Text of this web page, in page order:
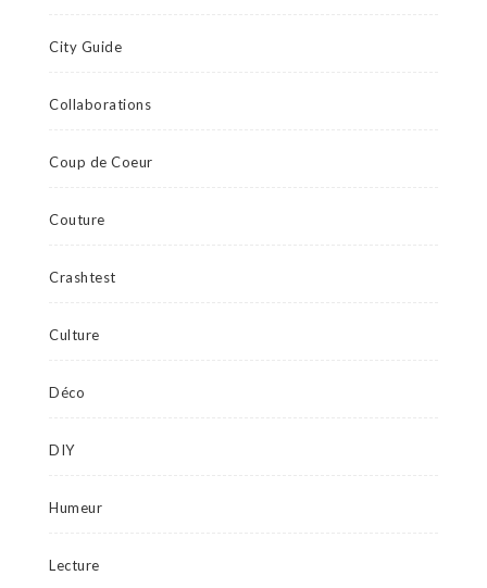
City Guide
Collaborations
Coup de Coeur
Couture
Crashtest
Culture
Déco
DIY
Humeur
Lecture